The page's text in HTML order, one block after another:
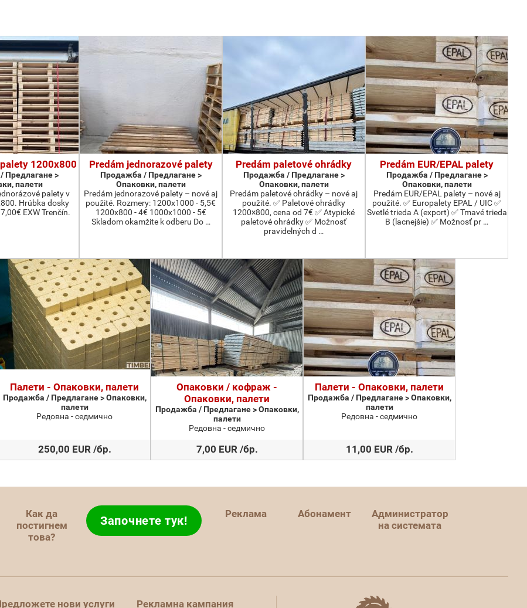
1200x800
Предлагане >
палети
palety v
Hrúbka dosky
EXW Trenčín.
Predám jednorazové palety
Продажба / Предлагане >
Опаковки, палети
Predám jednorazové palety – nové aj
použité. Rozmery: 1200x1000 - 5,5€
1200x800 - 4€ 1000x1000 - 5€
Skladom okamžite k odberu Do …
Predám paletové ohrádky
Продажба / Предлагане >
Опаковки, палети
Predám paletové ohrádky – nové aj
použité. ✅ Paletové ohrádky
1200×800, cena od 7€ ✅ Atypické
paletové ohrádky ✅ Možnosť
pravidelných d …
Predám EUR/EPAL palety
Продажба / Предлагане >
Опаковки, палети
Predám EUR/EPAL palety – nové aj
použité. ✅ Europalety EPAL / UIC ✅
Svetlé trieda A (export) ✅ Tmavé trieda
B (lacnejšie) ✅ Možnosť pr …
Палети - Опаковки, палети
Продажба / Предлагане > Опаковки,
палети
Редовна - седмично
250,00 EUR /бр.
Опаковки / кофраж -
Опаковки, палети
Продажба / Предлагане > Опаковки,
палети
Редовна - седмично
7,00 EUR /бр.
Палети - Опаковки, палети
Продажба / Предлагане > Опаковки,
палети
Редовна - седмично
11,00 EUR /бр.
Как да
постигнем
това?
Започнете тук! Реклама Абонамент
Администратор
на системата
нови услуги Рекламна кампания